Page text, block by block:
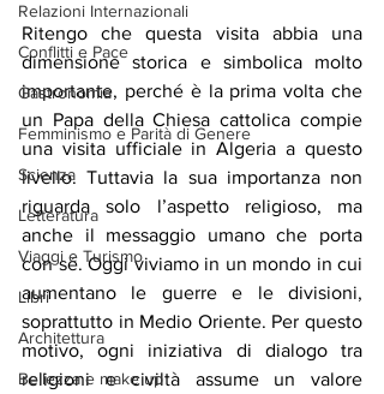
Relazioni Internazionali
Conflitti e Pace
Gastronomia
Femminismo e Parità di Genere
Scienza
Letteratura
Viaggi e Turismo
Libri
Architettura
Bellezza e make up
Ritengo che questa visita abbia una
dimensione storica e simbolica molto
importante, perché è la prima volta che
un Papa della Chiesa cattolica compie
una visita ufficiale in Algeria a questo
livello. Tuttavia la sua importanza non
riguarda solo l’aspetto religioso, ma
anche il messaggio umano che porta
con sé. Oggi viviamo in un mondo in cui
aumentano le guerre e le divisioni,
soprattutto in Medio Oriente. Per questo
motivo, ogni iniziativa di dialogo tra
religioni e civiltà assume un valore